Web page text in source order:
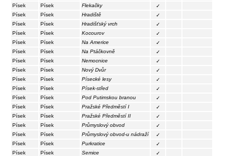
Písek
Písek Flekačky
✓
Písek
Písek Hradiště
✓
Písek
Písek Hradišťský vrch
✓
Písek
Písek Kocourov
✓
Písek
Písek Na Americe
✓
Písek
Písek Na Ptáčkovně
✓
Písek
Písek Nemocnice
✓
Písek
Písek Nový Dvůr
✓
Písek
Písek Písecké lesy
✓
Písek
Písek Písek-střed
✓
Písek
Písek Pod Putimskou branou
✓
Písek
Písek Pražské Předměstí I
✓
Písek
Písek Pražské Předměstí II
✓
Písek
Písek Průmyslový obvod
✓
Písek
Písek Průmyslový obvod-u nádraží
✓
Písek
Písek Purkratice
✓
Písek
Písek Semice
✓